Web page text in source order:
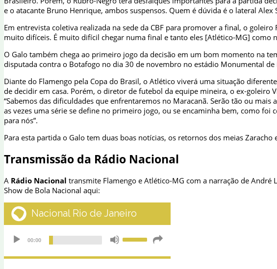
e o atacante Bruno Henrique, ambos suspensos. Quem é dúvida é o lateral Alex
Em entrevista coletiva realizada na sede da CBF para promover a final, o
muito difíceis. É muito difícil chegar numa final e tanto eles [Atlético-MG] como
O Galo também chega ao primeiro jogo da decisão em um bom momento na
disputada contra o Botafogo no dia 30 de novembro no estádio Monumental de
Diante do Flamengo pela Copa do Brasil, o Atlético viverá uma situação
de decidir em casa. Porém, o diretor de futebol da equipe mineira, o ex-
“Sabemos das dificuldades que enfrentaremos no Maracanã. Serão tão ou
as vezes uma série se define no primeiro jogo, ou se encaminha bem, como
para nós”.
Para esta partida o Galo tem duas boas notícias, os retornos dos meias
Transmissão da Rádio Nacional
A Rádio Nacional transmite Flamengo e Atlético-MG com a narração de
Show de Bola Nacional aqui: